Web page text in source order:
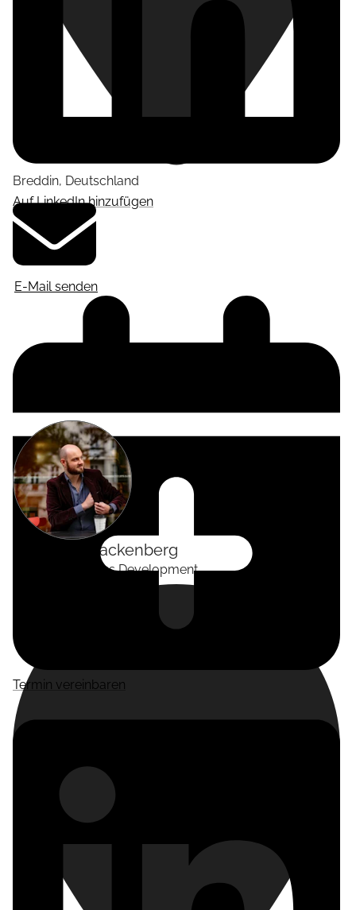
Auf LinkedIn hinzufügen
Breddin, Deutschland
E-Mail senden
Termin vereinbaren
Tackenberg
Head of Business Development